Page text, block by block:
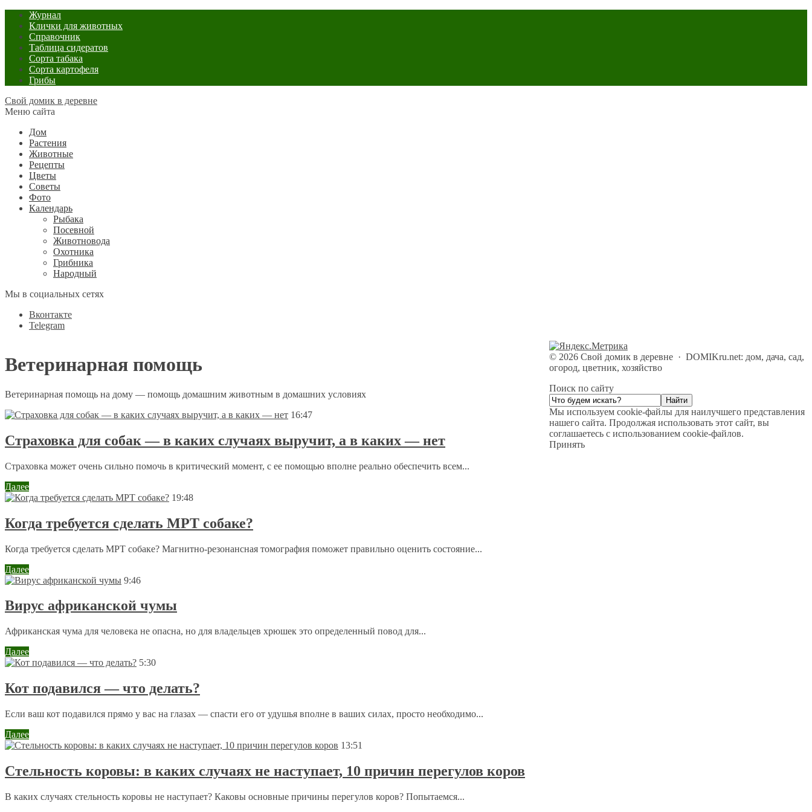
Журнал
Клички для животных
Справочник
Таблица сидератов
Сорта табака
Сорта картофеля
Грибы
Свой домик в деревне
Меню сайта
Дом
Растения
Животные
Рецепты
Цветы
Советы
Фото
Календарь
Рыбака
Посевной
Животновода
Охотника
Грибника
Народный
Мы в социальных сетях
Вконтакте
Telegram
Ветеринарная помощь
Ветеринарная помощь на дому — помощь домашним животным в домашних условиях
16:47
Страховка для собак — в каких случаях выручит, а в каких — нет
Страховка может очень сильно помочь в критический момент, с ее помощью вполне реально обеспечить всем...
Далее
19:48
Когда требуется сделать МРТ собаке?
Когда требуется сделать МРТ собаке? Магнитно-резонансная томография поможет правильно оценить состояние...
Далее
9:46
Вирус африканской чумы
Африканская чума для человека не опасна, но для владельцев хрюшек это определенный повод для...
Далее
5:30
Кот подавился — что делать?
Если ваш кот подавился прямо у вас на глазах — спасти его от удушья вполне в ваших силах, просто необходимо...
Далее
13:51
Стельность коровы: в каких случаях не наступает, 10 причин перегулов коров
В каких случаях стельность коровы не наступает? Каковы основные причины перегулов коров? Попытаемся...
© 2026 Свой домик в деревне· DOMIKru.net: дом, дача, сад,
огород, цветник, хозяйство
Поиск по сайту
Мы используем cookie-файлы для наилучшего представления
нашего сайта. Продолжая использовать этот сайт, вы
соглашаетесь с использованием cookie-файлов.
Принять